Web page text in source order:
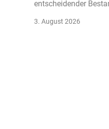
entscheidender
3. August 2026